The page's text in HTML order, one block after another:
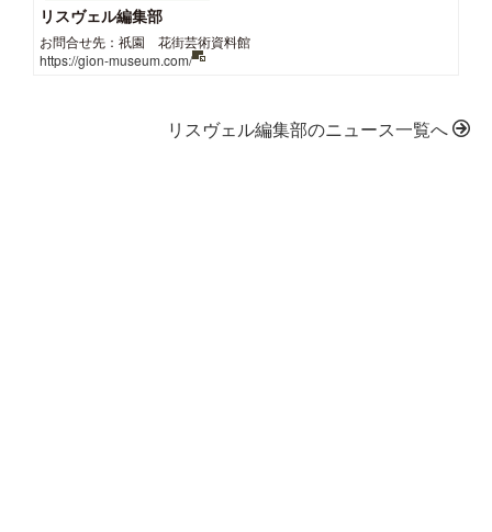
リスヴェル編集部
お問合せ先：祇園 花街芸術資料館
https://gion-museum.com/
リスヴェル編集部のニュース一覧へ